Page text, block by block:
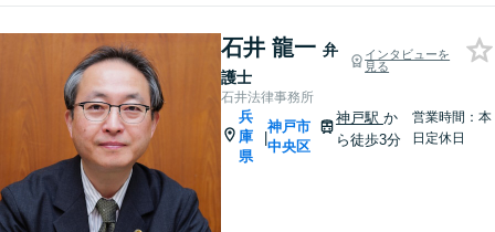
石井 龍一 弁
護士
インタビューを
見る
石井法律事務所
兵
庫
県
|
神戸市
中央区
神戸駅 か
ら徒歩3分
営業時間：本
日定休日